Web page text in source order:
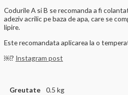
Codurile A si B se recomanda a fi
adeziv acrilic pe baza de apa, care se
lipire.
Este recomandata aplicarea la o
￼? Instagram post
Greutate
0.5 kg